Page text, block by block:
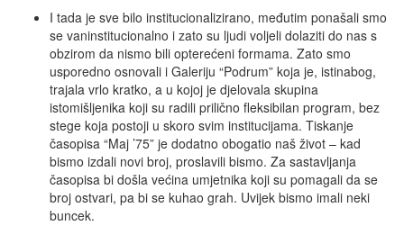
I tada je sve bilo institucionalizirano, međutim ponašali smo
se vaninstitucionalno i zato su ljudi voljeli dolaziti do nas s
obzirom da nismo bili opterećeni formama. Zato smo
usporedno osnovali i Galeriju “Podrum” koja je, istinabog,
trajala vrlo kratko, a u kojoj je djelovala skupina
istomišljenika koji su radili prilično fleksibilan program, bez
stege koja postoji u skoro svim institucijama. Tiskanje
časopisa “Maj ’75” je dodatno obogatio naš život – kad
bismo izdali novi broj, proslavili bismo. Za sastavljanja
časopisa bi došla većina umjetnika koji su pomagali da se
broj ostvari, pa bi se kuhao grah. Uvijek bismo imali neki
buncek.